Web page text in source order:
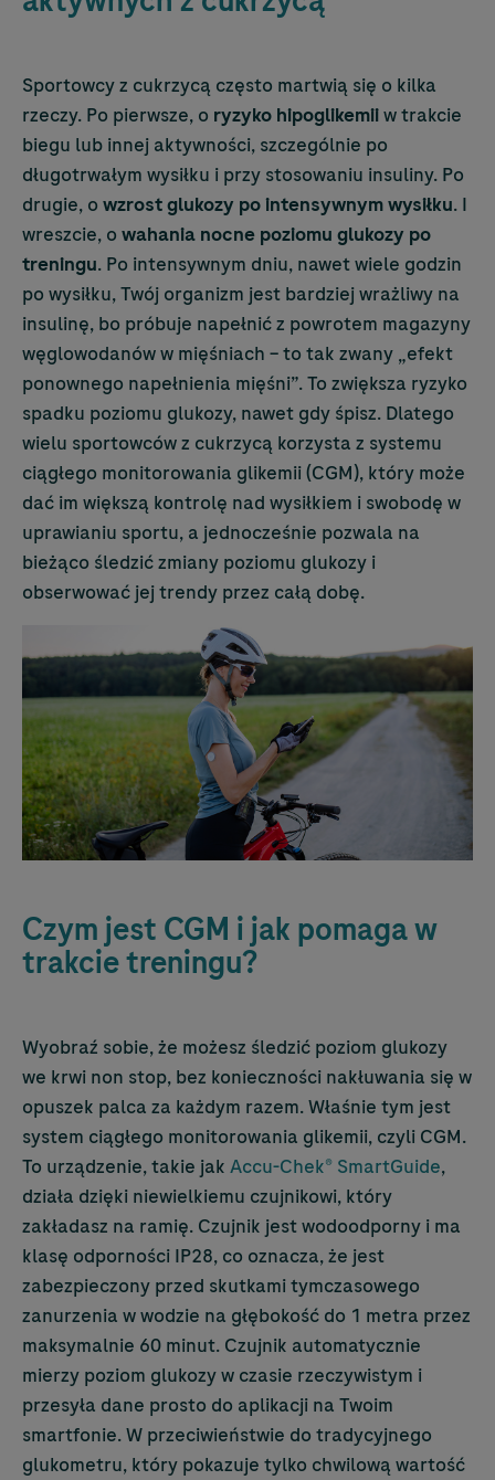
Sportowcy z cukrzycą często martwią się o kilka
rzeczy. Po pierwsze, o ryzyko hipoglikemiiw trakcie
biegu lub innej aktywności, szczególnie po
długotrwałym wysiłku i przy stosowaniu insuliny. Po
drugie, o wzrost glukozy po intensywnym wysiłku. I
wreszcie, o wahania nocne poziomu glukozy po
treningu. Po intensywnym dniu, nawet wiele godzin
po wysiłku, Twój organizm jest bardziej wrażliwy na
insulinę, bo próbuje napełnić z powrotem magazyny
węglowodanów w mięśniach – to tak zwany „efekt
ponownego napełnienia mięśni”. To zwiększa ryzyko
spadku poziomu glukozy, nawet gdy śpisz. Dlatego
wielu sportowców z cukrzycą korzysta z systemu
ciągłego monitorowania glikemii (CGM), który może
dać im większą kontrolę nad wysiłkiem i swobodę w
uprawianiu sportu, a jednocześnie pozwala na
bieżąco śledzić zmiany poziomu glukozy i
obserwować jej trendy przez całą dobę.
Czym jest CGM i jak pomaga w
trakcie treningu?
Wyobraź sobie, że możesz śledzić poziom glukozy
we krwi non stop, bez konieczności nakłuwania się w
opuszek palca za każdym razem. Właśnie tym jest
system ciągłego monitorowania glikemii, czyli CGM.
To urządzenie, takie jak Accu-Chek® SmartGuide,
działa dzięki niewielkiemu czujnikowi, który
zakładasz na ramię. Czujnik jest wodoodporny i ma
klasę odporności IP28, co oznacza, że jest
zabezpieczony przed skutkami tymczasowego
zanurzenia w wodzie na głębokość do 1 metra przez
maksymalnie 60 minut. Czujnik automatycznie
mierzy poziom glukozy w czasie rzeczywistym i
przesyła dane prosto do aplikacji na Twoim
smartfonie. W przeciwieństwie do tradycyjnego
glukometru, który pokazuje tylko chwilową wartość